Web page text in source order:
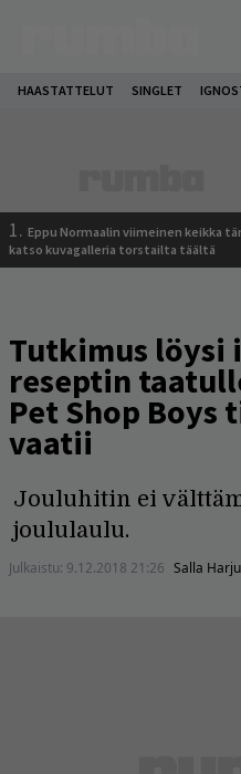
HAASTATTELUT SINGLET
1. Eppu Normaalin viimeinen keikka
katso kuvagalleria torstailta täältä
Tutkimus
reseptin
Pet Shop Boys
vaatii
Jouluhitin ei
joululaulu.
Julkaistu: 9.12.2018 21:26 Salla